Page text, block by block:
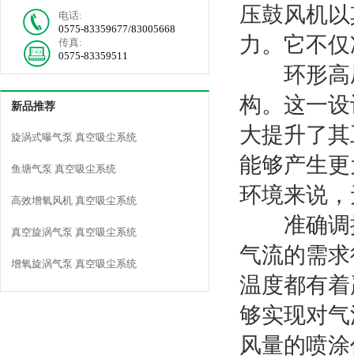
电话:
0575-83359677/83005668
传真:
0575-83359511
新品推荐
旋涡式曝气泵 真空吸尘系统
鱼塘气泵 真空吸尘系统
高效增氧风机 真空吸尘系统
真空旋涡气泵 真空吸尘系统
增氧旋涡气泵 真空吸尘系统
压鼓风机
力。它不
环形高压
构。这一
大提升了
能够产生
环境来说
准确调控
气流的需
温度都有
够实现对
风量的喷